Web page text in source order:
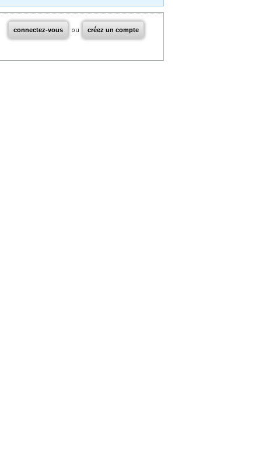
connectez-vous ou créez un compte